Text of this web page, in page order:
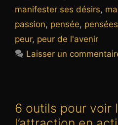
manifester ses désirs,
passion, pensée, pensées
peur, peur de l'avenir
Laisser un
6 outils pour voir